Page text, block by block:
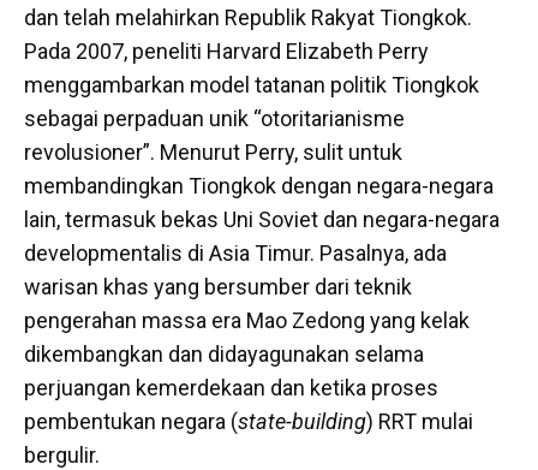
dan telah melahirkan Republik Rakyat Tiongkok.
Pada 2007, peneliti Harvard Elizabeth Perry
menggambarkan model tatanan politik Tiongkok
sebagai perpaduan unik “otoritarianisme
revolusioner”. Menurut Perry, sulit untuk
membandingkan Tiongkok dengan negara-negara
lain, termasuk bekas Uni Soviet dan negara-negara
developmentalis di Asia Timur. Pasalnya, ada
warisan khas yang bersumber dari teknik
pengerahan massa era Mao Zedong yang kelak
dikembangkan dan didayagunakan selama
perjuangan kemerdekaan dan ketika proses
pembentukan negara (state-building) RRT mulai
bergulir.